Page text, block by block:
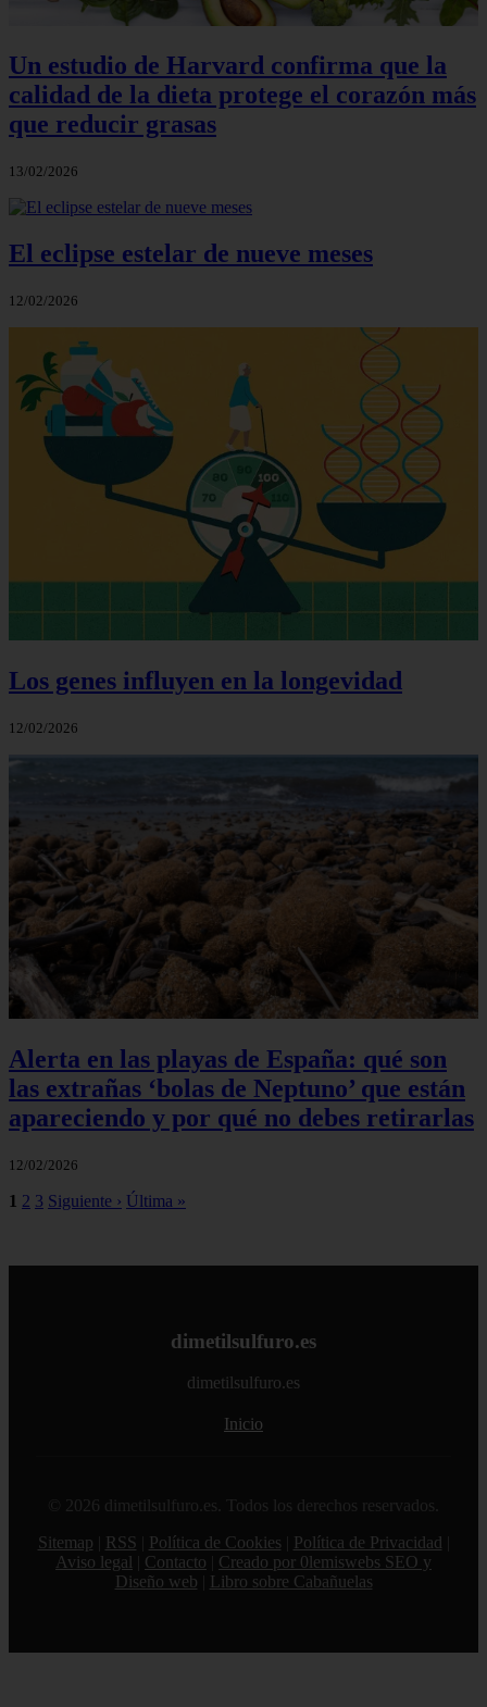
Un estudio de Harvard confirma que la
calidad de la dieta protege el corazón más
que reducir grasas
13/02/2026
El eclipse estelar de nueve meses
12/02/2026
Los genes influyen en la longevidad
12/02/2026
Alerta en las playas de España: qué son
las extrañas ‘bolas de Neptuno’ que están
apareciendo y por qué no debes retirarlas
12/02/2026
1 2 3 Siguiente › Última »
dimetilsulfuro.es
dimetilsulfuro.es
Inicio
© 2026 dimetilsulfuro.es. Todos los derechos reservados.
Sitemap
RSS Política de Cookies Política de Privacidad
Aviso legal
Contacto
Creado por 0lemiswebs SEO y
Diseño web
Libro sobre Cabañuelas